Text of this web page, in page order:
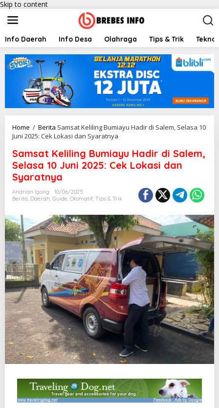
Skip to content
Info Daerah Info Desa Olahraga Tips & Trik
Home / Berita Samsat Keliling Bumiayu Hadir di Salem, Selasa 10
Juni 2025: Cek Lokasi dan Syaratnya
Samsat Keliling Bumiayu Hadir di Salem,
Selasa 10 Juni 2025: Cek Lokasi dan
Syaratnya
Andrian Igong
10/06/2025
Berita, Daerah, Guide, Otomatif, Tips & Trik